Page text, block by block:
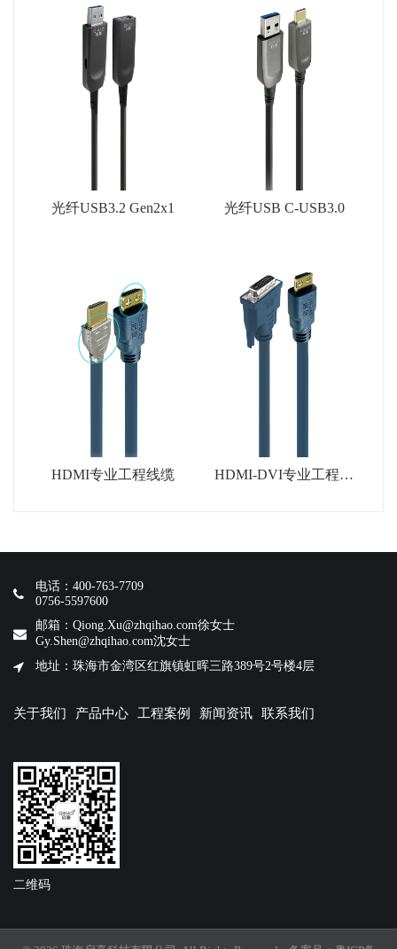
光纤USB3.2 Gen2x1 光纤USB C-USB3.0
HDMI专业工程线缆
HDMI-DVI专业工程线
电话：400-763-7709
0756-5597600
邮箱：Qiong.Xu@zhqihao.com徐女士
Gy.Shen@zhqihao.com沈女士
地址：珠海市金湾区红旗镇虹晖三路389号2号楼4层
关于我们 产品中心 工程案例 新闻资讯 联系我们
二维码